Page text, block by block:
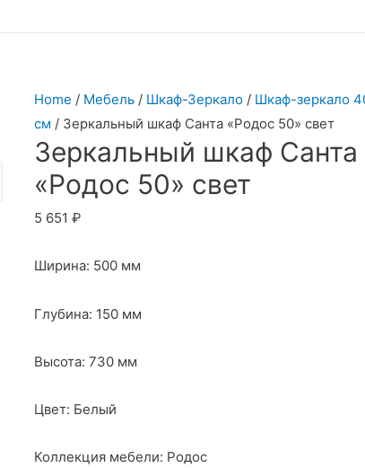
Home / Мебель / Шкаф-Зеркало / Шкаф-зеркало
см / Зеркальный шкаф Санта «Родос 50» свет
Зеркальный шкаф Санта
«Родос 50» свет
5 651 ₽
Ширина: 500 мм
Глубина: 150 мм
Высота: 730 мм
Цвет: Белый
Коллекция мебели: Родос